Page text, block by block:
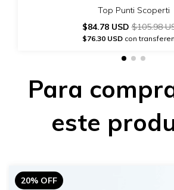
Top Punti Scoperti
$84.78 USD$105.98
$76.30 USDcon
Para
este
20% OFF